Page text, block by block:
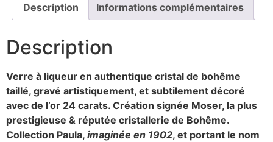
Description Informations complémentaires
Description
Verre à liqueur en authentique cristal de bohême
taillé, gravé artistiquement, et subtilement décoré
avec de l’or 24 carats. Création signée Moser, la plus
prestigieuse & réputée cristallerie de Bohême.
Collection Paula, imaginée en 1902, et portant le nom